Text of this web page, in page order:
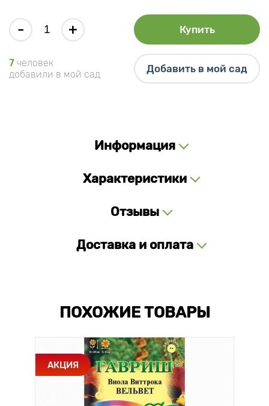
- + Купить
7 человек
добавили в мой сад
Добавить в мой сад
Информация
Характеристики
Отзывы
Доставка и оплата
ПОХОЖИЕ ТОВАРЫ
АКЦИЯ